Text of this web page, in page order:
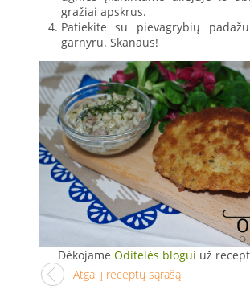
gražiai apskrus.
Patiekite su pievagrybių
garnyru. Skanaus!
Dėkojame Oditelės blogui už
Atgal į receptų sąrašą